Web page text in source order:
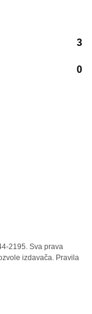
3
0
2195. Sva prava
izdavača. Pravila